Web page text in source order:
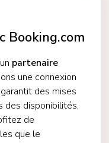
Booking.com
partenaire
une connexion
des mises
des disponibilités,
de
que le